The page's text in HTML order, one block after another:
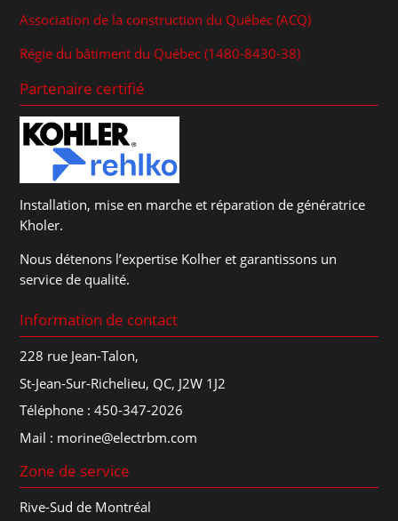
Association de la construction du Québec (ACQ)
Régie du bâtiment du Québec (1480-8430-38)
Partenaire certifié
Installation, mise en marche et réparation de génératrice
Kholer.
Nous détenons l’expertise Kolher et garantissons un
service de qualité.
Information de contact
228 rue Jean-Talon,
St-Jean-Sur-Richelieu, QC, J2W 1J2
Téléphone :450-347-2026
Mail : morine@electrbm.com
Zone de service
Rive-Sud de Montréal